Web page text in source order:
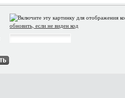
обновить, если не виден код